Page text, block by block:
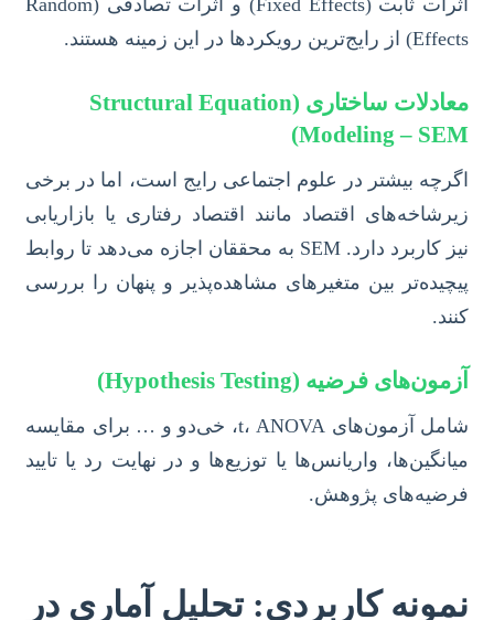
اثرات ثابت (Fixed Effects) و اثرات تصادفی (Random
Effects) از رایج‌ترین رویکردها در این زمینه هستند.
معادلات ساختاری (Structural Equation
Modeling – SEM)
اگرچه بیشتر در علوم اجتماعی رایج است، اما در برخی
زیرشاخه‌های اقتصاد مانند اقتصاد رفتاری یا بازاریابی
نیز کاربرد دارد. SEM به محققان اجازه می‌دهد تا روابط
پیچیده‌تر بین متغیرهای مشاهده‌پذیر و پنهان را بررسی
کنند.
آزمون‌های فرضیه (Hypothesis Testing)
شامل آزمون‌های t، ANOVA، خی‌دو و … برای مقایسه
میانگین‌ها، واریانس‌ها یا توزیع‌ها و در نهایت رد یا تایید
فرضیه‌های پژوهش.
نمونه کاربردی: تحلیل آماری در